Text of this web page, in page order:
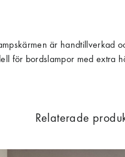
är
för bordslampor med extra
Relaterade